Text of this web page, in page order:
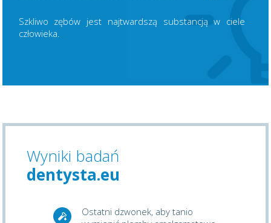
Szkliwo zębów jest najtwardszą substancją w ciele
człowieka.
Wyniki badań
dentysta.eu
Ostatni dzwonek, aby tanio